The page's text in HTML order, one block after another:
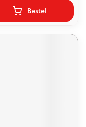
Bestel